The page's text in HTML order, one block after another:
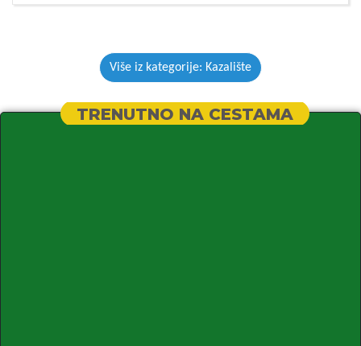
Više iz kategorije: Kazalište
TRENUTNO NA CESTAMA